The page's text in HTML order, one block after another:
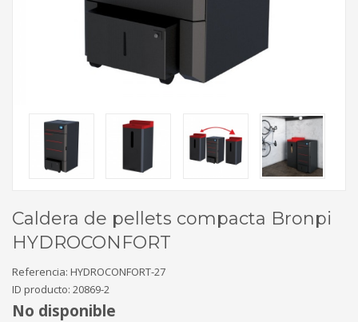
Caldera de pellets compacta Bronpi
HYDROCONFORT
Referencia: HYDROCONFORT-27
ID producto: 20869-2
No disponible